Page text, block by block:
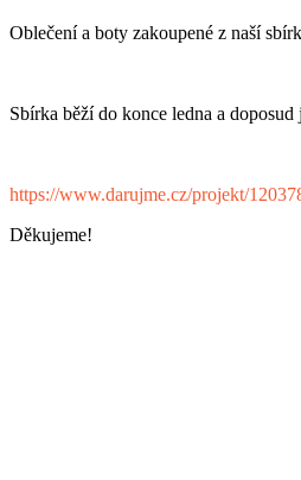
Oblečení a boty zakoupené z naší
Sbírka běží do konce ledna a
https://www.darujme.cz/projekt/
Děkujeme!